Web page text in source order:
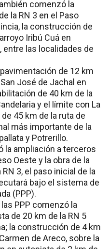
comenzó la
la RN 3 en el Paso
la construcción de
Iribú Cuá en
entre las localidades de
de 12 km
José de Jachal en
de 40 km de la
y el límite con La
45 km de la ruta de
más importante de la
y Potrerillo.
la ampliación a terceros
Oeste y la obra de la
3, el paso inicial de la
bajo el sistema de
(PPP).
PPP comenzó la
de 20 km de la RN 5
la construcción de 4 km
de Areco, sobre la